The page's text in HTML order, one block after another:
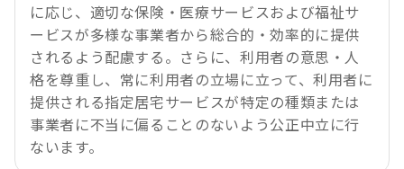
に応じ、適切な保険・医療サービスおよび福祉サ
ービスが多様な事業者から総合的・効率的に提供
されるよう配慮する。さらに、利用者の意思・人
格を尊重し、常に利用者の立場に立って、利用者に
提供される指定居宅サービスが特定の種類または
事業者に不当に偏ることのないよう公正中立に行
ないます。